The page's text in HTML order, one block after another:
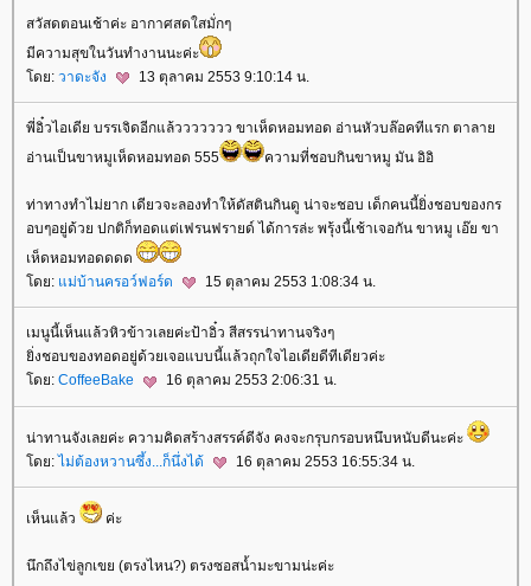
สวัสดตอนเช้าค่ะ อากาศสดใสมั่กๆ
มีความสุขในวันทำงานนะค่ะ
ดย: วาดะจัง 13 ตุลาคม 2553 9:10:14 น.
พี่อิ๋วไอเดีย บรรเจิดอีกแล้ววววววว ขาเห็ดหอมทอด อ่านหัวบล๊อคทีแรก ตาลา
อ่านเป็นขาหมูเห็ดหอมทอด 555
ความที่ชอบกินขาหมู มัน อิอิ
ท่าทางทำไม่ยาก เดียวจะลองทำให้ดัสตินกินดู น่าจะชอบ เด็กคนนี้ยิ่งชอบของกร
อบๆอยู่ด้วย ปกติก็ทอดแต่เฟรนฟรายด์ ได้การล่ะ พรุ้งนี้เช้าเจอกัน ขาหมู เอ๊ย ขา
เห็ดหอมทอดดดด
ดย: ม่บ้านครอว์ฟอร์ด 15 ตุลาคม 2553 1:08:34 น.
เมนูนี้เห็นแล้วหิวข้าวเลยค่ะป้าอิ๋ว สีสรรน่าทานจริงๆ
ิ่งชอบของทอดอยู่ด้วยเจอแบบนี้แล้วถุกใจไอเดียดีทีเดียวค่ะ
ดย: CoffeeBake 16 ตุลาคม 2553 2:06:31 น.
น่าทานจังเลยค่ะ ความคิดสร้างสรรค์ดีจัง คงจะกรุบกรอบหนึบหนับดีนะค่ะ
ดย:ไม่ต้องหวานซึ้ง...ก็นึ่งได้ 16 ตุลาคม 2553 16:55:34 น.
เห็นแล้ว ค่ะ
นึกถึงไข่ลูกเขย (ตรงไหน?) ตรงซอสน้ำมะขามน่ะค่ะ